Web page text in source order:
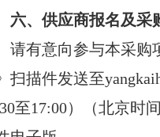
六、供应商报名及采
请有意向参与本采购
扫描件发送至
至17:00）（北京时